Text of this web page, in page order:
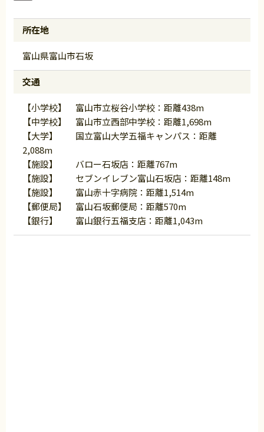
所在地
富山県富山市石坂
交通
【小学校】 富山市立桜谷小学校：距離438m
【中学校】 富山市立西部中学校：距離1,698m
【大学】 国立富山大学五福キャンパス：距離
2,088m
【施設】 バロー石坂店：距離767m
【施設】 セブンイレブン富山石坂店：距離148m
【施設】 富山赤十字病院：距離1,514m
【郵便局】 富山石坂郵便局：距離570m
【銀行】 富山銀行五福支店：距離1,043m